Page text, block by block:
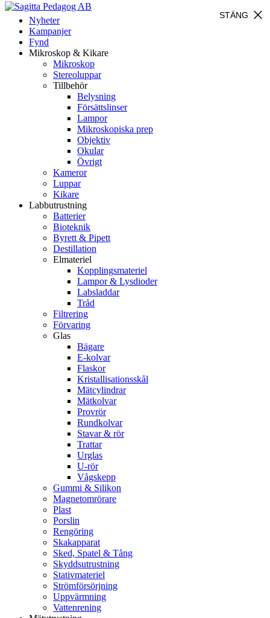
close
STÄNG
Nyheter
Kampanjer
Fynd
Mikroskop & Kikare
Mikroskop
Stereoluppar
Tillbehör
Belysning
Försättslinser
Lampor
Mikroskopiska prep
Objektiv
Okular
Övrigt
Kameror
Luppar
Kikare
Labbutrustning
Batterier
Bioteknik
Byrett & Pipett
Destillation
Elmateriel
Kopplingsmateriel
Lampor & Lysdioder
Labsladdar
Tråd
Filtrering
Förvaring
Glas
Bägare
E-kolvar
Flaskor
Kristallisationsskål
Mätcylindrar
Mätkolvar
Provrör
Rundkolvar
Stavar & rör
Trattar
Urglas
U-rör
Vågskepp
Gummi & Silikon
Magnetomrörare
Plast
Porslin
Rengöring
Skakapparat
Sked, Spatel & Tång
Skyddsutrustning
Stativmateriel
Strömförsörjning
Uppvärmning
Vattenrening